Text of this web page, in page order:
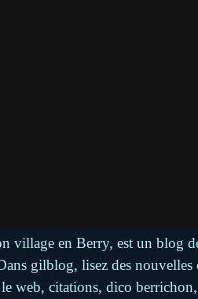
village en Berry, est un blog
gilblog, lisez des
web, citations, dico